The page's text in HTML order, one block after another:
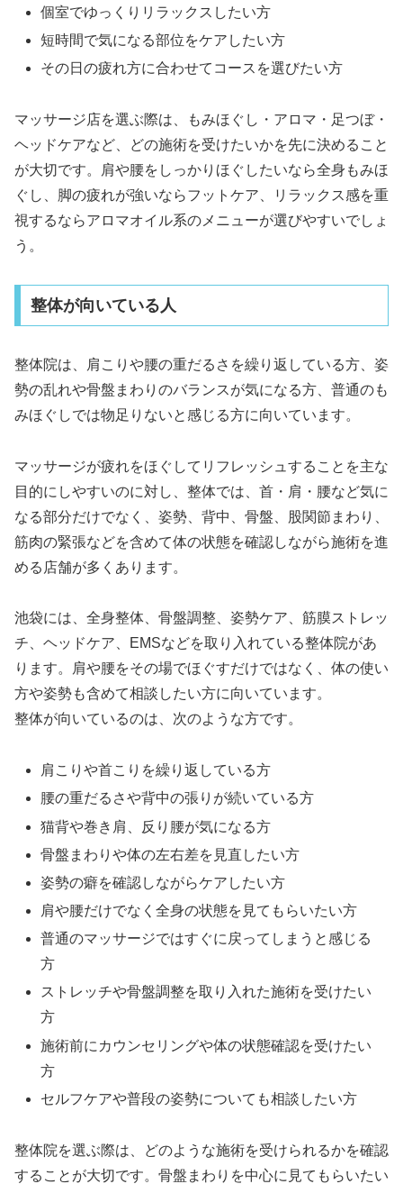
個室でゆっくりリラックスしたい方
短時間で気になる部位をケアしたい方
その日の疲れ方に合わせてコースを選びたい方
マッサージ店を選ぶ際は、もみほぐし・アロマ・足つぼ・
ヘッドケアなど、どの施術を受けたいかを先に決めること
が大切です。肩や腰をしっかりほぐしたいなら全身もみほ
ぐし、脚の疲れが強いならフットケア、リラックス感を重
視するならアロマオイル系のメニューが選びやすいでしょ
う。
整体が向いている人
整体院は、肩こりや腰の重だるさを繰り返している方、姿
勢の乱れや骨盤まわりのバランスが気になる方、普通のも
みほぐしでは物足りないと感じる方に向いています。
マッサージが疲れをほぐしてリフレッシュすることを主な
目的にしやすいのに対し、整体では、首・肩・腰など気に
なる部分だけでなく、姿勢、背中、骨盤、股関節まわり、
筋肉の緊張などを含めて体の状態を確認しながら施術を進
める店舗が多くあります。
池袋には、全身整体、骨盤調整、姿勢ケア、筋膜ストレッ
チ、ヘッドケア、EMSなどを取り入れている整体院があ
ります。肩や腰をその場でほぐすだけではなく、体の使い
方や姿勢も含めて相談したい方に向いています。
整体が向いているのは、次のような方です。
肩こりや首こりを繰り返している方
腰の重だるさや背中の張りが続いている方
猫背や巻き肩、反り腰が気になる方
骨盤まわりや体の左右差を見直したい方
姿勢の癖を確認しながらケアしたい方
肩や腰だけでなく全身の状態を見てもらいたい方
普通のマッサージではすぐに戻ってしまうと感じる
方
ストレッチや骨盤調整を取り入れた施術を受けたい
方
施術前にカウンセリングや体の状態確認を受けたい
方
セルフケアや普段の姿勢についても相談したい方
整体院を選ぶ際は、どのような施術を受けられるかを確認
することが大切です。骨盤まわりを中心に見てもらいたい